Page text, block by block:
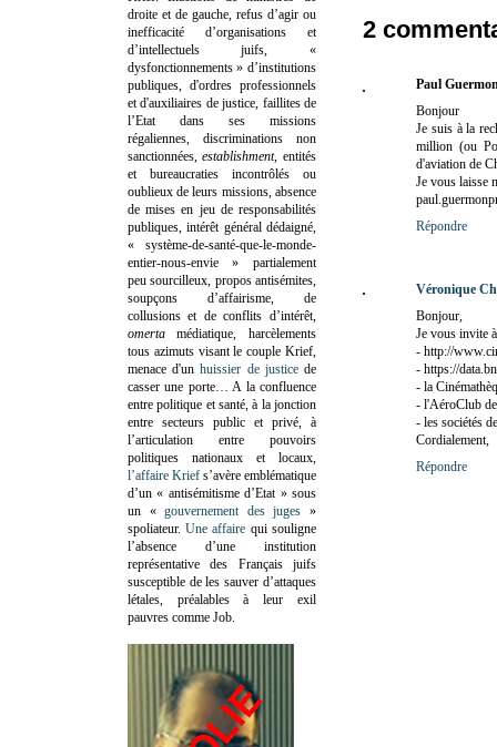
2
Paul
Bonjour
Je suis à la
million (ou
d'aviation de
Je vous laisse
Répondre
Véronique
Bonjour,
Je vous invite
- http://
- https://
- la
- l'AéroClub
- les sociétés
Cordialement,
Répondre
droite et de gauche, refus d’agir ou
inefficacité d’organisations et
d’intellectuels juifs, «
dysfonctionnements » d’institutions
publiques, d'ordres professionnels
et d'auxiliaires de justice, faillites de
l’Etat dans ses missions
régaliennes, discriminations non
sanctionnées,establishment, entités
et bureaucraties incontrôlés ou
oublieux de leurs missions, absence
de mises en jeu de responsabilités
publiques, intérêt général dédaigné,
« système-de-santé-que-le-monde-
entier-nous-envie » partialement
peu sourcilleux, propos antisémites,
soupçons d’affairisme, de
collusions et de conflits d’intérêt,
omertamédiatique, harcèlements
tous azimuts visant le couple Krief,
menace d'unhuissier de justicede
casser une porte… A la confluence
entre politique et santé, à la jonction
entre secteurs public et privé, à
l’articulation entre pouvoirs
politiques nationaux et locaux,
l’affaire Krief s’avère emblématique
d’un « antisémitisme d’Etat » sous
un «gouvernement des juges »
spoliateur.Une affaire qui souligne
l’absence d’une institution
représentative des Français juifs
susceptible de les sauver d’attaques
létales, préalables à leur exil
pauvres comme Job.